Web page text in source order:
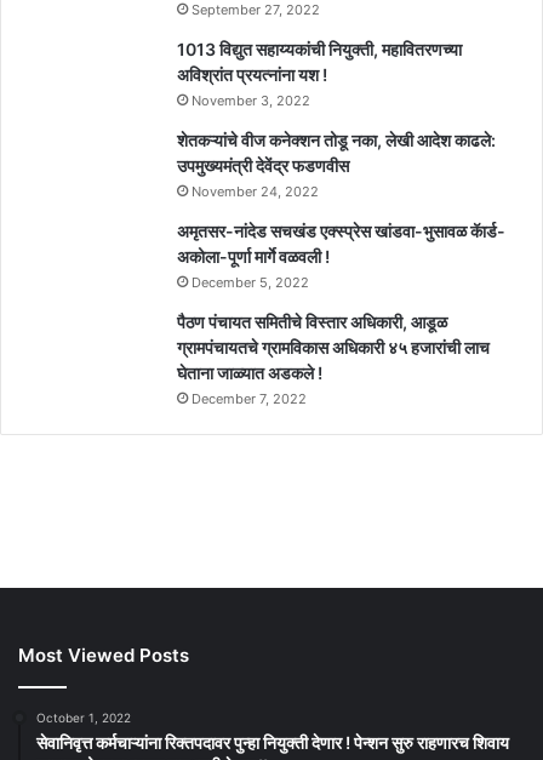
September 27, 2022
1013 विद्युत सहाय्यकांची नियुक्ती, महावितरणच्या
अविश्रांत प्रयत्नांना यश !
November 3, 2022
शेतकऱ्यांचे वीज कनेक्शन तोडू नका, लेखी आदेश काढले:
उपमुख्यमंत्री देवेंद्र फडणवीस
November 24, 2022
अमृतसर-नांदेड सचखंड एक्स्प्रेस खांडवा-भुसावळ कॅार्ड-
अकोला-पूर्णा मार्गे वळवली !
December 5, 2022
पैठण पंचायत समितीचे विस्तार अधिकारी, आडूळ
ग्रामपंचायतचे ग्रामविकास अधिकारी ४५ हजारांची लाच
घेताना जाळ्यात अडकले !
December 7, 2022
Most Viewed Posts
October 1, 2022
सेवानिवृत्त कर्मचाऱ्यांना रिक्तपदावर पुन्हा नियुक्ती देणार ! पेन्शन सुरु राहणारच शिवाय